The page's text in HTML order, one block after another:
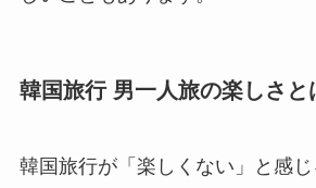
韓国旅行 男一人旅の楽しさと
韓国旅行が「楽しくない」と感